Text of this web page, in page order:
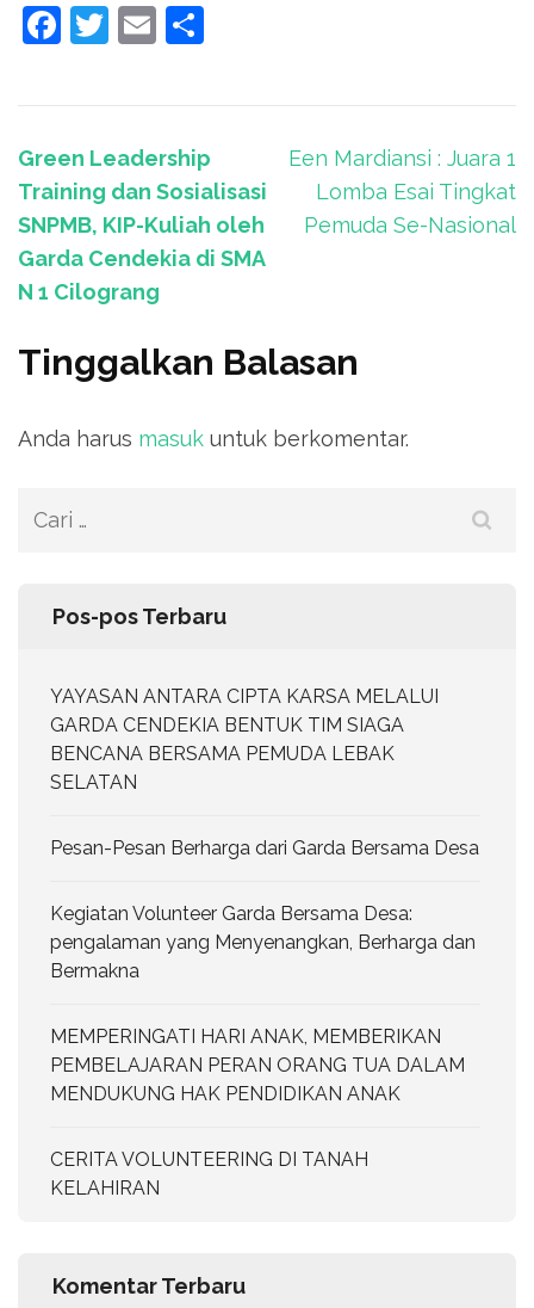
Facebook
Twitter
Email
Navigasi
pos
Green Leadership
Training dan Sosialisasi
SNPMB, KIP-Kuliah oleh
Garda Cendekia di SMA
N 1 Cilograng
Een Mardiansi : Juara 1
Lomba Esai Tingkat
Pemuda Se-Nasional
Tinggalkan Balasan
Anda harus masuk untuk berkomentar.
Cari
Pos-pos Terbaru
YAYASAN ANTARA CIPTA KARSA MELALUI
GARDA CENDEKIA BENTUK TIM SIAGA
BENCANA BERSAMA PEMUDA LEBAK
SELATAN
Pesan-Pesan Berharga dari Garda Bersama Desa
Kegiatan Volunteer Garda Bersama Desa:
pengalaman yang Menyenangkan, Berharga dan
Bermakna
MEMPERINGATI HARI ANAK, MEMBERIKAN
PEMBELAJARAN PERAN ORANG TUA DALAM
MENDUKUNG HAK PENDIDIKAN ANAK
CERITA VOLUNTEERING DI TANAH
KELAHIRAN
Komentar Terbaru